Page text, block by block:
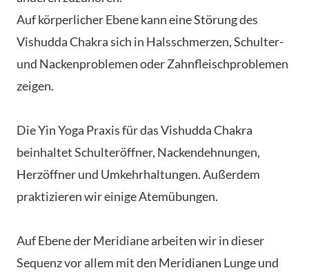
Auf körperlicher Ebene kann eine Störung des
Vishudda Chakra sich in Halsschmerzen, Schulter-
und Nackenproblemen oder Zahnfleischproblemen
zeigen.
Die Yin Yoga Praxis für das Vishudda Chakra
beinhaltet Schulteröffner, Nackendehnungen,
Herzöffner und Umkehrhaltungen. Außerdem
praktizieren wir einige Atemübungen.
Auf Ebene der Meridiane arbeiten wir in dieser
Sequenz vor allem mit den Meridianen Lunge und